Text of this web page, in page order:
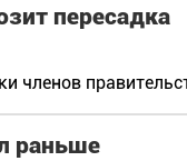
пересадка
членов
раньше